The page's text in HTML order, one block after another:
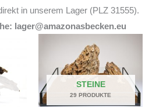
in unserem Lager (PLZ 31555).
lager@amazonasbecken.eu
STEINE
29 PRODUKTE